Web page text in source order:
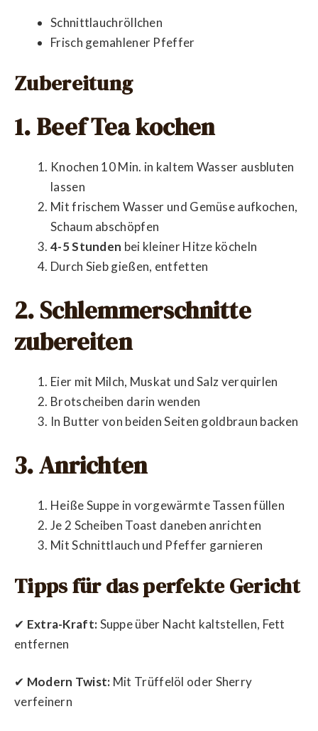
Schnittlauchröllchen
Frisch gemahlener Pfeffer
Zubereitung
1. Beef Tea kochen
Knochen 10 Min. in kaltem Wasser ausbluten
lassen
Mit frischem Wasser und Gemüse aufkochen,
Schaum abschöpfen
4-5 Stunden bei kleiner Hitze köcheln
Durch Sieb gießen, entfetten
2. Schlemmerschnitte
zubereiten
Eier mit Milch, Muskat und Salz verquirlen
Brotscheiben darin wenden
In Butter von beiden Seiten goldbraun backen
3. Anrichten
Heiße Suppe in vorgewärmte Tassen füllen
Je 2 Scheiben Toast daneben anrichten
Mit Schnittlauch und Pfeffer garnieren
Tipps für das perfekte Gericht
✔ Extra-Kraft:Suppe über Nacht kaltstellen, Fett
entfernen
✔ Modern Twist: Mit Trüffelöl oder Sherry
verfeinern